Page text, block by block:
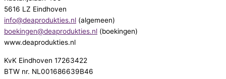
5616 LZ Eindhoven
info@deaprodukties.nl (algemeen)
boekingen@deaprodukties.nl (boekingen)
www.deaprodukties.nl
KvK Eindhoven 17263422
BTW nr. NL001686639B46